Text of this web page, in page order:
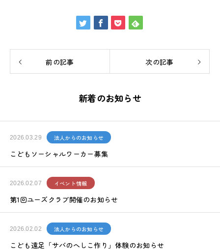
前の記事 次の記事
新着のお知らせ
2026.03.29 法人からのお知らせ
こどもソーシャルワーカー募集
2026.02.07 イベント情報
第1回ユーズクラブ開催のお知らせ
2026.02.02 法人からのお知らせ
こども遠足「サバのへしこ作り」体験のお知らせ